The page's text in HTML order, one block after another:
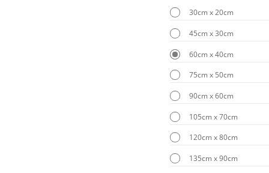
30cm x 20cm
45cm x 30cm
60cm x 40cm
75cm x 50cm
90cm x 60cm
105cm x 70cm
120cm x 80cm
135cm x 90cm